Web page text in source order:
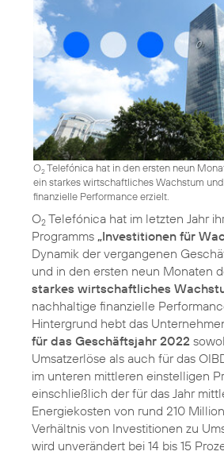
O2Telefónica hat in den ersten neun
ein starkes wirtschaftliches Wachstum
finanzielle Performance erzielt.
O2 Telefónica hat im letzten Jahr
Programms „Investitionen für
Dynamik der vergangenen
und in den ersten neun Monaten
starkes wirtschaftliches
nachhaltige finanzielle
Hintergrund hebt das
für das Geschäftsjahr 2022
Umsatzerlöse als auch für das
im unteren mittleren einstelligen
einschließlich der für das Jahr
Energiekosten von rund 210
Verhältnis von Investitionen zu
wird unverändert bei 14 bis 15